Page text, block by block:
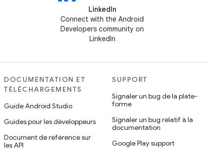
LinkedIn
Connect with the Android
Developers community on
LinkedIn
DOCUMENTATION ET
TÉLÉCHARGEMENTS
Guide Android Studio
Guides pour les développeurs
Document de référence sur
les API
SUPPORT
Signaler un bug de la plate-
forme
Signaler un bug relatif à la
documentation
Google Play support